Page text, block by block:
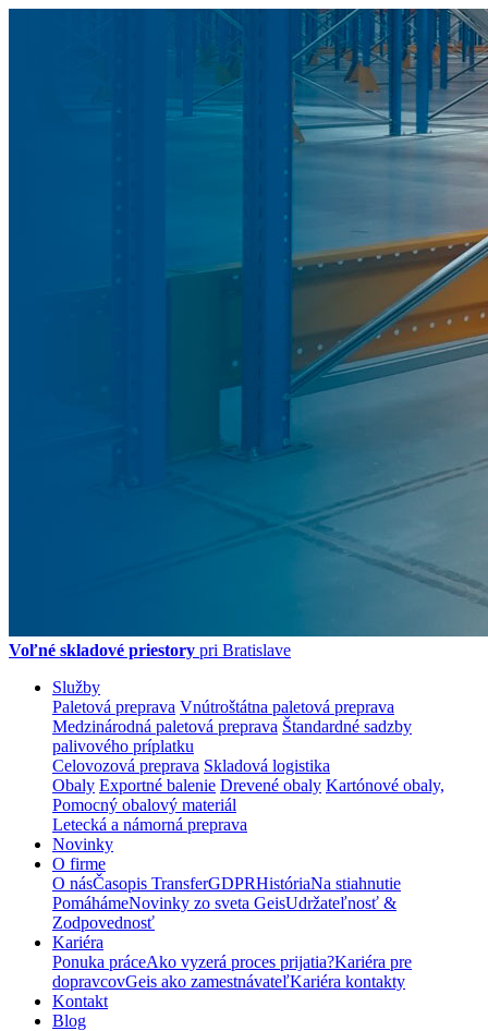
Voľné skladové priestory pri Bratislave
Služby
Paletová preprava Vnútroštátna paletová preprava
Medzinárodná paletová preprava Štandardné sadzby
palivového príplatku
Celovozová preprava Skladová logistika
Obaly Exportné balenie Drevené obaly Kartónové obaly,
Pomocný obalový materiál
Letecká a námorná preprava
Novinky
O firme
O násČasopis TransferGDPRHistóriaNa stiahnutie
PomáhámeNovinky zo sveta GeisUdržateľnosť &
Zodpovednosť
Kariéra
Ponuka práceAko vyzerá proces prijatia?Kariéra pre
dopravcovGeis ako zamestnávateľKariéra kontakty
Kontakt
Blog